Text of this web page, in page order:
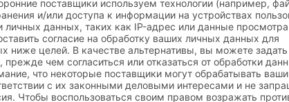
подходит вам,
хранить и
вы цените